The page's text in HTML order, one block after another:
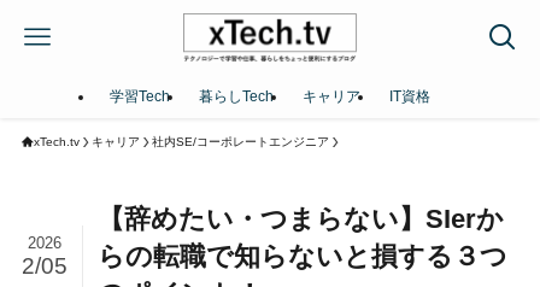
学習Tech 暮らしTech キャリア IT資格
xTech.tv キャリア 社内SE/コーポレートエンジニア
【辞めたい・つまらない】SIerか
らの転職で知らないと損する３つ
2026
2/05